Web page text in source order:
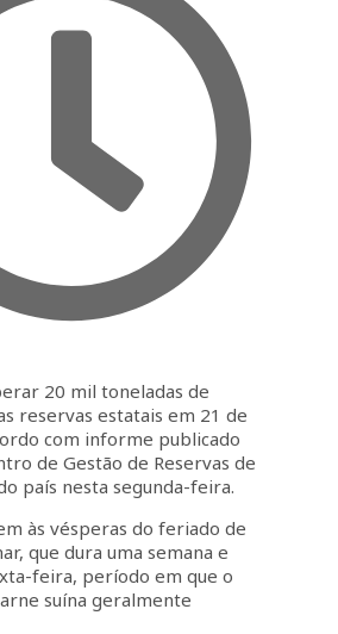
20 mil toneladas de
reservas estatais em 21 de
com informe publicado
de Gestão de Reservas de
país nesta segunda-feira.
às vésperas do feriado de
que dura uma semana e
feira, período em que o
suína geralmente